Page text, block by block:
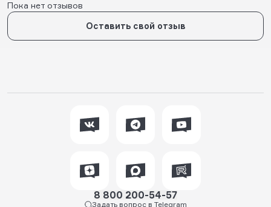
Пока нет отзывов
Оставить свой отзыв
8 800 200-54-57
Задать вопрос в Telegram